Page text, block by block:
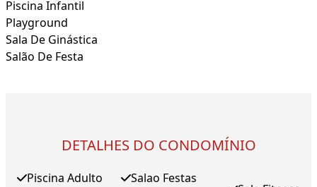
Piscina Infantil
Playground
Sala De Ginástica
Salão De Festa
DETALHES DO CONDOMÍNIO
Piscina Adulto
Salao Festas